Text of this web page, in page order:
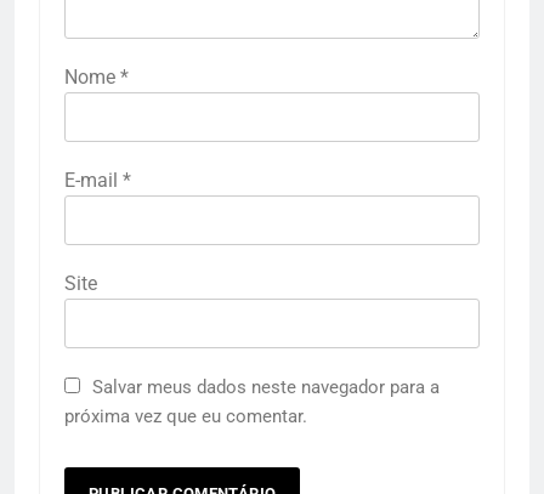
Nome *
E-mail *
Site
Salvar meus dados neste navegador para a
próxima vez que eu comentar.